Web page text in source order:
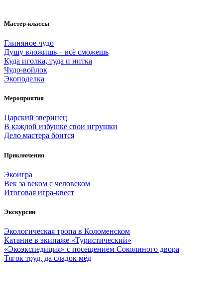
Мастер-классы
Глиняное чудо
Душу вложишь – всё сможешь
Куда иголка, туда и нитка
Чудо-войлок
Экоподелка
Мероприятия
Царский зверинец
В каждой избушке свои игрушки
Дело мастера боится
Приключения
Экоигра
Век за веком с человеком
Итоговая игра-квест
Экскурсии
Экологическая тропа в Коломенском
Катание в экипаже «Туристический»
«Экоэкспедиция» с посещением Соколиного двора
Тягок труд, да сладок мёд